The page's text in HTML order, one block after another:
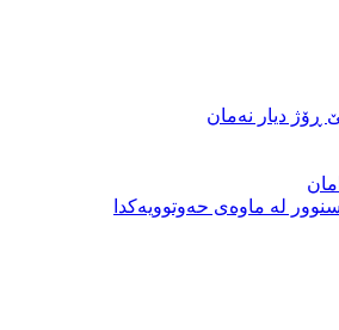
ڕۆژ دیار نەمان
لە ماوەی حەوتوویەکدا